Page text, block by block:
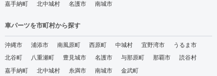
嘉手納町
北中城村 名護市 南城市
車パーツを市町村から探す
沖縄市 浦添市 南風原町 西原町 中城村 宜野湾市
うるま市
北谷町
八重瀬町 豊見城市 名護市 与那原町 那覇市
読谷村
嘉手納町
北中城村 糸満市 南城市 金武町